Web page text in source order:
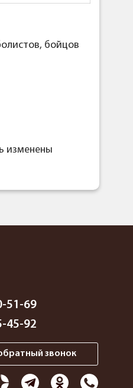
бойцов
изменены
51-69
45-92
звонок